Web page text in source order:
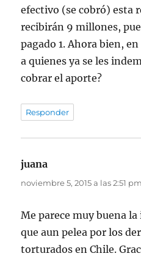
efectivo (se cobró) esta
recibirán 9 millones,
pagado 1. Ahora bien,
a quienes ya se les
cobrar el aporte?
Responder
juana
noviembre 5, 2015 a las 2:51 pm
Me parece muy buena
que aun pelea por los
torturados en Chile.